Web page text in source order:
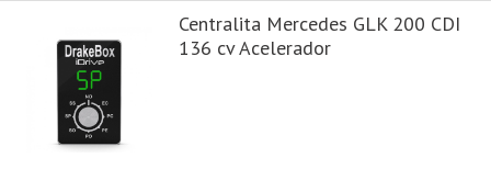
Centralita Mercedes GLK 200 CDI
136 cv Acelerador